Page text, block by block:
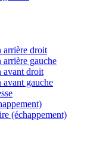
arrière droit
arrière gauche
avant droit
avant gauche
(échappement)